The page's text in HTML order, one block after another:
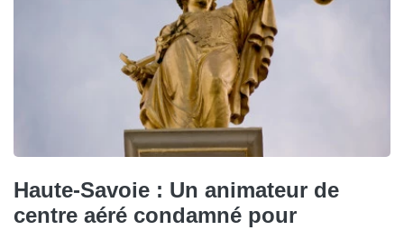
Haute-Savoie : Un animateur de
centre aéré condamné pour